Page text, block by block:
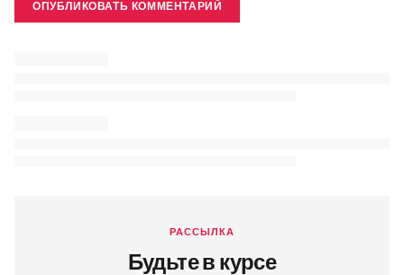
ОПУБЛИКОВАТЬ КОММЕНТАРИЙ
РАССЫЛКА
Будьте в курсе